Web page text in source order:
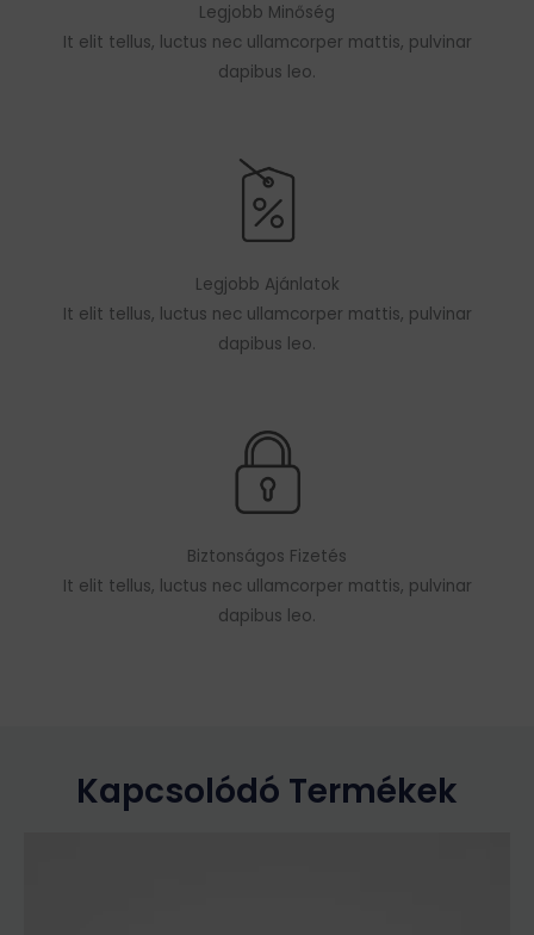
Legjobb Minőség
It elit tellus, luctus nec ullamcorper mattis, pulvinar
dapibus leo.
Legjobb Ajánlatok
It elit tellus, luctus nec ullamcorper mattis, pulvinar
dapibus leo.
Biztonságos Fizetés
It elit tellus, luctus nec ullamcorper mattis, pulvinar
dapibus leo.
Kapcsolódó Termékek